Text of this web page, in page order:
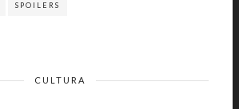
SPOILERS
CULTURA